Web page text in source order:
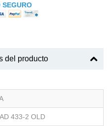
SEGURO
del producto
433-2 OLD